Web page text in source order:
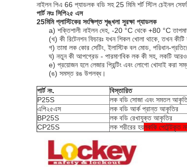
নাইলন পিএ 66 প্যাডলক বডি সহ 25 মিমি শর্ট স্টিল চেইনল
পার্ট নংঃ সিপি২৫ এস
25মিমি প্লাস্টিকের সংক্ষিপ্ত শৃঙ্খলা সুরক্ষা প্যাডলক
a) শক্তিশালী নাইলন দেহ, -20 °C থেকে +80 °C
(খ) কী রিটেনশন ফিচারঃ যখন শিকল খোলা থাকে, তখন কীটি
গ) তামা লক কোর সেটিং, ইলাস্টিক বল মোড, পরিধান-
ঘ) নতুন কী আপগ্রেড - পারমাণবিক লক কী সহ, লকটি
e) প্রয়োজন হলে লেজার প্রিন্টিং এবং লোগো খোদাই করা
(ঙ) সমস্ত রঙ উপলব্ধ।
পার্ট নং.
বিস্তারিত
P25S
লক বডি সোজা এবং সমতল
এপি২৫এস
লক বডি আর্ক প্রান্ত আকৃতির
BP25S
লক বডি রেখাযুক্ত আকৃতির
CP25S
লক শরীরের হয়লককি পেটেন্টকৃত